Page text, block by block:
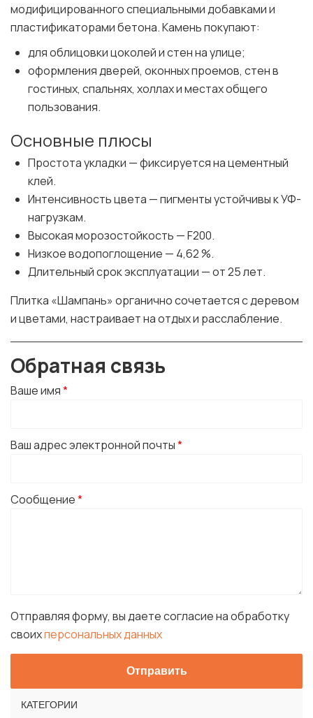
модифицированного специальными добавками и
пластификаторами бетона. Камень покупают:
для облицовки цоколей и стен на улице;
оформления дверей, оконных проемов, стен в
гостиных, спальнях, холлах и местах общего
пользования.
Основные плюсы
Простота укладки — фиксируется на цементный
клей.
Интенсивность цвета — пигменты устойчивы к УФ-
нагрузкам.
Высокая морозостойкость — F200.
Низкое водопоглощение — 4,62 %.
Длительный срок эксплуатации — от 25 лет.
Плитка «Шампань» органично сочетается с деревом
и цветами, настраивает на отдых и расслабление.
Обратная связь
Ваше имя*
Ваш адрес электронной почты*
Сообщение*
Отправляя форму, вы даете согласие на обработку
своихперсональных данных
КАТЕГОРИИ